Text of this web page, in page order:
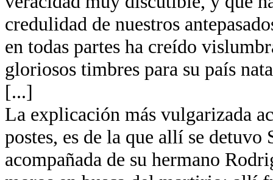
credulidad de nuestros
en todas partes ha creído
gloriosos timbres para su país
[...]
La explicación más vulgarizada
postes, es de la que allí se detuvo
acompañada de su hermano